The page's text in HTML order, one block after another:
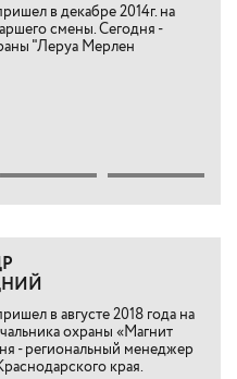
в декабре 2014г. на
смены. Сегодня -
"Леруа Мерлен
в августе 2018 года на
охраны «Магнит
- региональный менеджер
края.